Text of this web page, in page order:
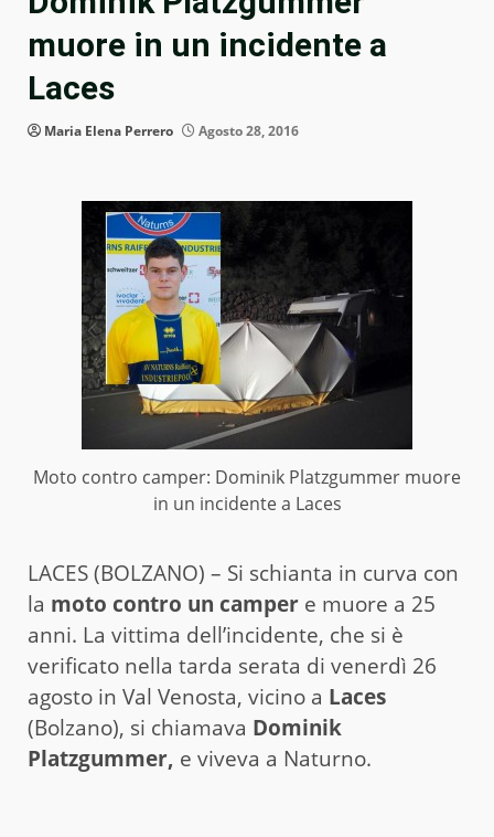
muore in un incidente a
Laces
Maria Elena Perrero Agosto 28, 2016
Moto contro camper: Dominik Platzgummer muore
in un incidente a Laces
LACES (BOLZANO) – Si schianta in curva con
la moto contro un camper e muore a 25
anni. La vittima dell’incidente, che si è
verificato nella tarda serata di venerdì 26
agosto in Val Venosta, vicino a Laces
(Bolzano), si chiamava Dominik
Platzgummer, e viveva a Naturno.